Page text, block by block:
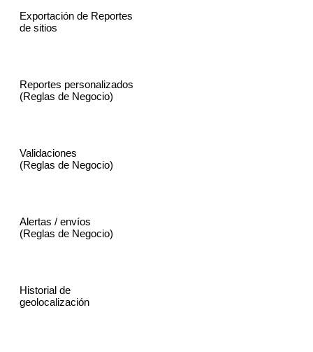
Exportación de Reportes
de sitios
Reportes personalizados
(Reglas de Negocio)
Validaciones
(Reglas de Negocio)
Alertas / envíos
(Reglas de Negocio)
Historial de
geolocalización